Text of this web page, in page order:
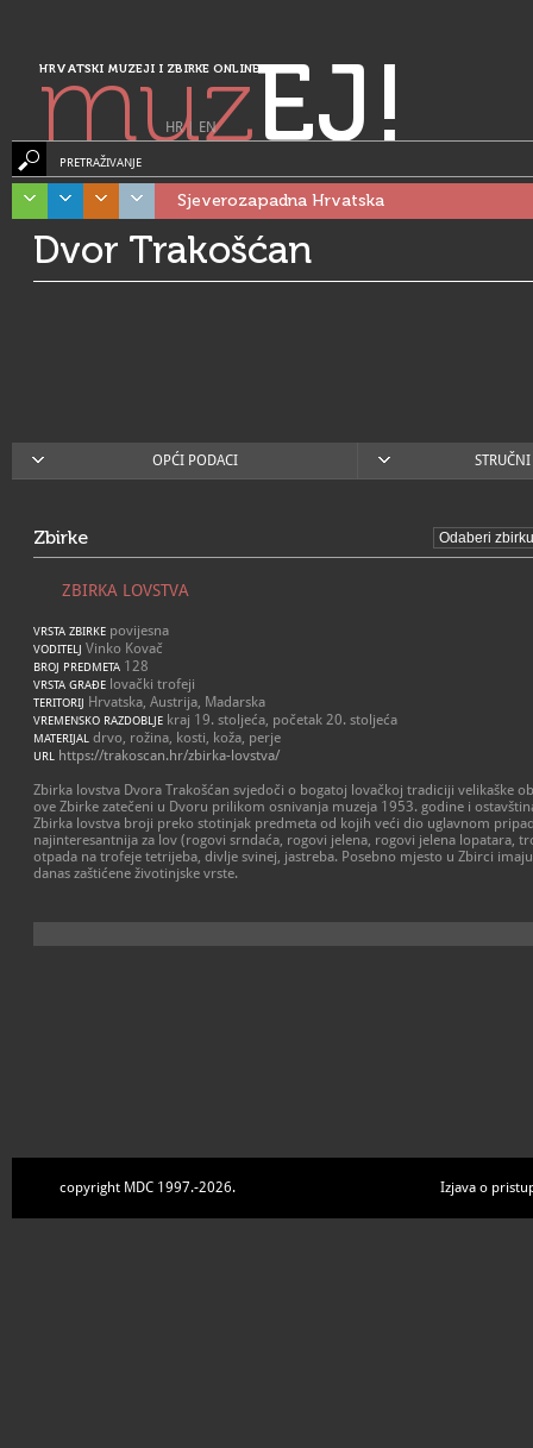
HRVATSKI MUZEJI I ZBIRKE ONLINE
muzEJ!
HR| EN
PRETRAŽIVANJE
Sjeverozapadna Hrvatska
Dvor Trakošćan
OPĆI PODACI
Zbirke
ZBIRKA LOVSTVA
VRSTA ZBIRKE povijesna
VODITELJ Vinko Kovač
BROJ PREDMETA 128
VRSTA GRAĐE lovački trofeji
TERITORIJ Hrvatska, Austrija, Madarska
VREMENSKO RAZDOBLJE kraj 19. stoljeća, početak 20. stoljeća
MATERIJAL drvo, rožina, kosti, koža, perje
URL https://trakoscan.hr/zbirka-lovstva/
Zbirka lovstva Dvora Trakošćan svjedoči o bogatoj lovačkoj tradiciji velikaške
ove Zbirke zatečeni u Dvoru prilikom osnivanja muzeja 1953. godine i
Zbirka lovstva broji preko stotinjak predmeta od kojih veći dio uglavnom
najinteresantnija za lov (rogovi srndaća, rogovi jelena, rogovi jelena lopatara,
otpada na trofeje tetrijeba, divlje svinej, jastreba. Posebno mjesto u Zbirci
danas zaštićene životinjske vrste.
copyright MDC 1997.-2026. Izjava o